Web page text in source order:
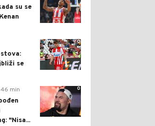
su se
0
se
0
46 min
"Nisa...